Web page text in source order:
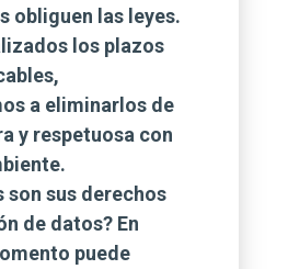
obliguen las leyes.
los plazos
a eliminarlos de
y respetuosa con
sus derechos
de datos? En
puede